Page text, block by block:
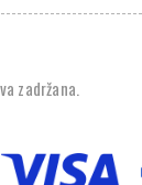
zadržana.